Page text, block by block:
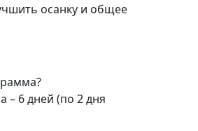
осанку и общее
– 6 дней (по 2 дня